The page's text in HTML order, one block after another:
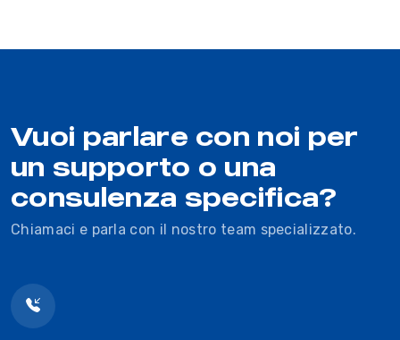
Vuoi parlare con noi per
un supporto o una
consulenza specifica?
Chiamaci e parla con il nostro team specializzato.